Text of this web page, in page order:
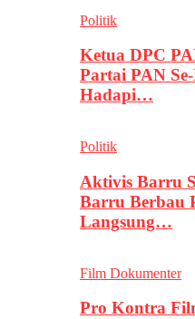
Politik
Ketua DPC
Partai PAN
Hadapi…
Politik
Aktivis Barru
Barru Berbau
Langsung…
Film Dokumenter
Pro Kontra